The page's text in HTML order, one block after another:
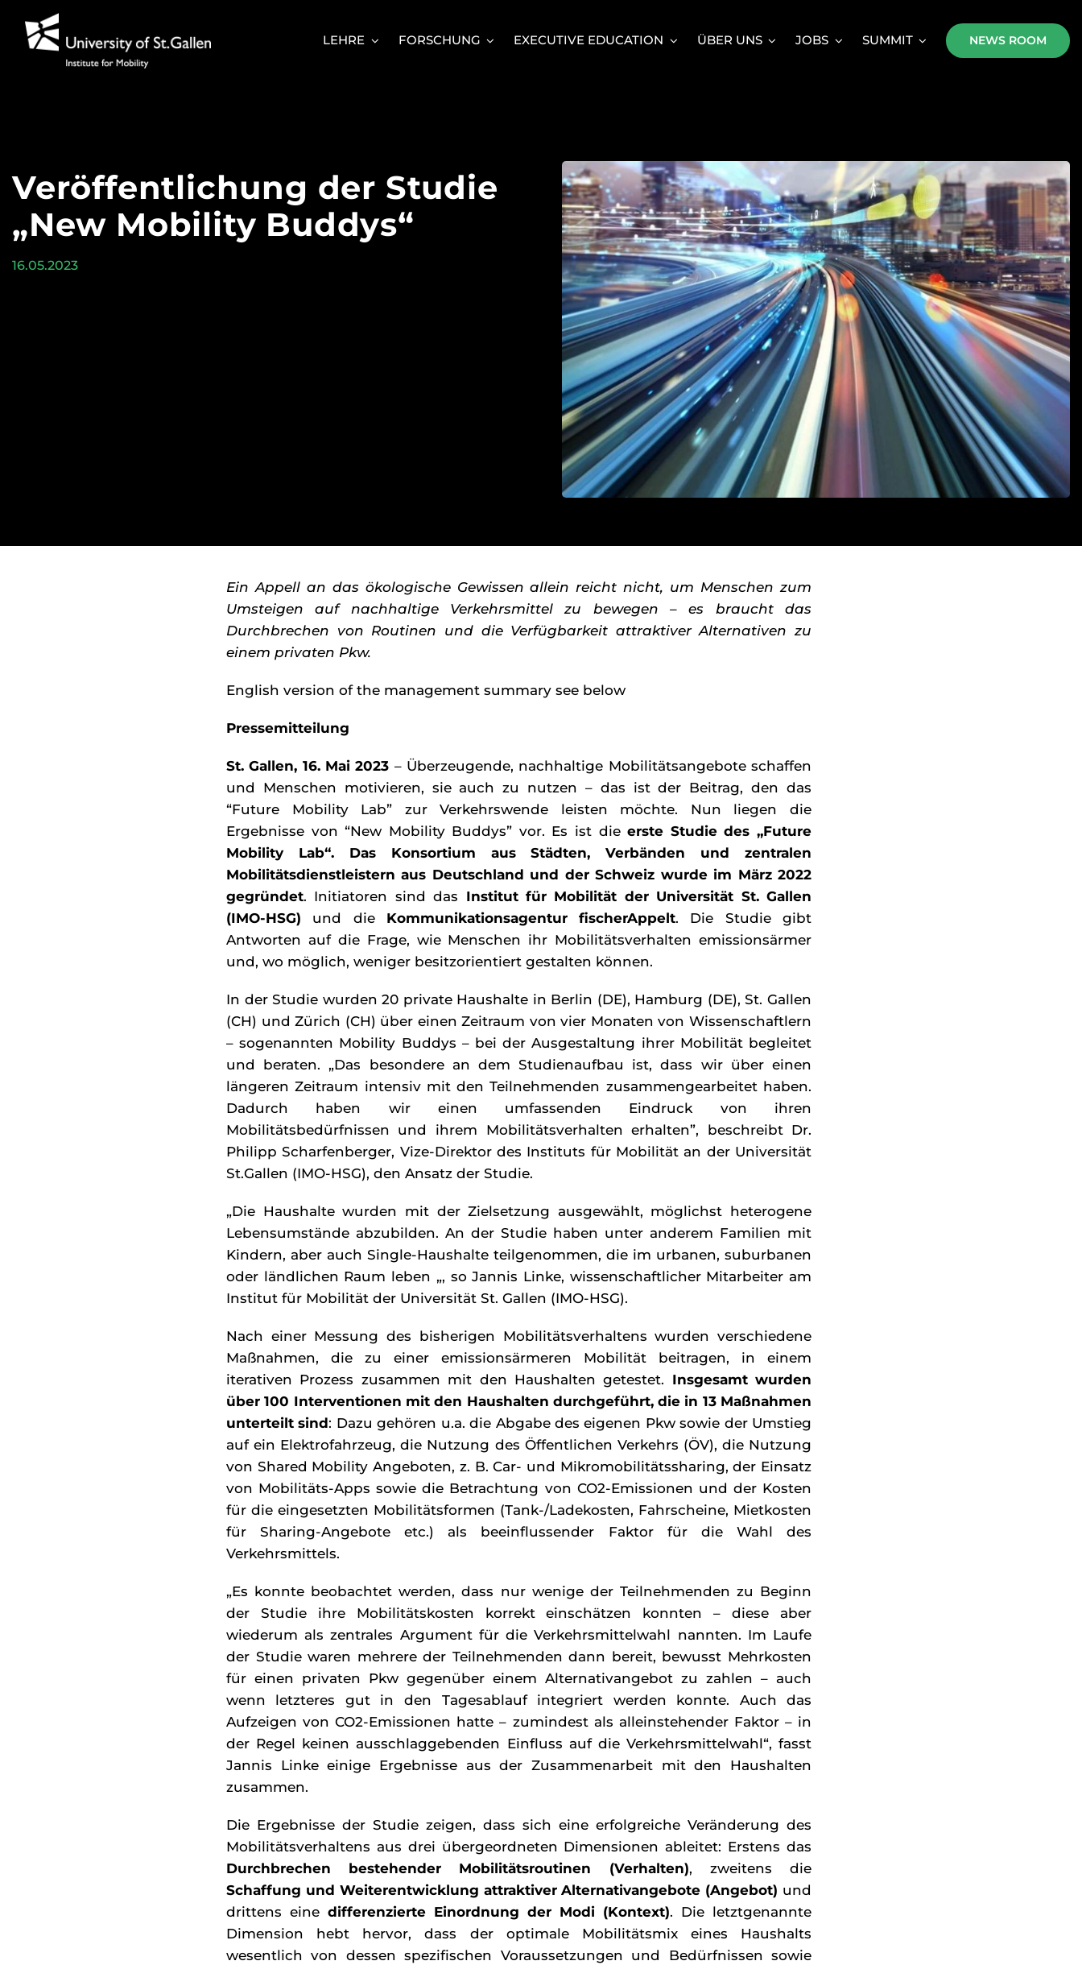
Inhalt
springen
LEHRE FORSCHUNG EXECUTIVE EDUCATION ÜBER UNS JOBS SUMMIT NEWS ROOM
Veröffentlichung der Studie
„New Mobility Buddys“
16.05.2023
Ein Appell an das ökologische Gewissen allein reicht nicht, um Menschen zum
Umsteigen auf nachhaltige Verkehrsmittel zu bewegen – es braucht das
Durchbrechen von Routinen und die Verfügbarkeit attraktiver Alternativen zu
einem privaten Pkw.
English version of the management summary see below
Pressemitteilung
St. Gallen, 16. Mai 2023 – Überzeugende, nachhaltige Mobilitätsangebote schaffen
und Menschen motivieren, sie auch zu nutzen – das ist der Beitrag, den das
“Future Mobility Lab” zur Verkehrswende leisten möchte. Nun liegen die
Ergebnisse von “New Mobility Buddys” vor. Es ist dieerste Studie des „Future
Mobility Lab“. Das Konsortium aus Städten, Verbänden und zentralen
Mobilitätsdienstleistern aus Deutschland und der Schweiz wurde im März 2022
gegründet. Initiatoren sind das Institut für Mobilität der Universität St. Gallen
(IMO-HSG) und die Kommunikationsagentur fischerAppelt. Die Studie gibt
Antworten auf die Frage, wie Menschen ihr Mobilitätsverhalten emissionsärmer
und, wo möglich, weniger besitzorientiert gestalten können.
In der Studie wurden 20 private Haushalte in Berlin (DE), Hamburg (DE), St. Gallen
(CH) und Zürich (CH) über einen Zeitraum von vier Monaten von Wissenschaftlern
– sogenannten Mobility Buddys – bei der Ausgestaltung ihrer Mobilität begleitet
und beraten. „Das besondere an dem Studienaufbau ist, dass wir über einen
längeren Zeitraum intensiv mit den Teilnehmenden zusammengearbeitet haben.
Dadurch haben wir einen umfassenden Eindruck von ihren
Mobilitätsbedürfnissen und ihrem Mobilitätsverhalten erhalten”, beschreibt Dr.
Philipp Scharfenberger, Vize-Direktor des Instituts für Mobilität an der Universität
St.Gallen (IMO-HSG), den Ansatz der Studie.
„Die Haushalte wurden mit der Zielsetzung ausgewählt, möglichst heterogene
Lebensumstände abzubilden. An der Studie haben unter anderem Familien mit
Kindern, aber auch Single-Haushalte teilgenommen, die im urbanen, suburbanen
oder ländlichen Raum leben „, so Jannis Linke, wissenschaftlicher Mitarbeiter am
Institut für Mobilität der Universität St. Gallen (IMO-HSG).
Nach einer Messung des bisherigen Mobilitätsverhaltens wurden verschiedene
Maßnahmen, die zu einer emissionsärmeren Mobilität beitragen, in einem
iterativen Prozess zusammen mit den Haushalten getestet. Insgesamt wurden
über 100 Interventionen mit den Haushalten durchgeführt, die in 13 Maßnahmen
unterteilt sind: Dazu gehören u.a. die Abgabe des eigenen Pkw sowie der Umstieg
auf ein Elektrofahrzeug, die Nutzung des Öffentlichen Verkehrs (ÖV), die Nutzung
von Shared Mobility Angeboten, z. B. Car- und Mikromobilitätssharing, der Einsatz
von Mobilitäts-Apps sowie die Betrachtung von CO2-Emissionen und der Kosten
für die eingesetzten Mobilitätsformen (Tank-/Ladekosten, Fahrscheine, Mietkosten
für Sharing-Angebote etc.) als beeinflussender Faktor für die Wahl des
Verkehrsmittels.
„Es konnte beobachtet werden, dass nur wenige der Teilnehmenden zu Beginn
der Studie ihre Mobilitätskosten korrekt einschätzen konnten – diese aber
wiederum als zentrales Argument für die Verkehrsmittelwahl nannten. Im Laufe
der Studie waren mehrere der Teilnehmenden dann bereit, bewusst Mehrkosten
für einen privaten Pkw gegenüber einem Alternativangebot zu zahlen – auch
wenn letzteres gut in den Tagesablauf integriert werden konnte. Auch das
Aufzeigen von CO2-Emissionen hatte – zumindest als alleinstehender Faktor – in
der Regel keinen ausschlaggebenden Einfluss auf die Verkehrsmittelwahl“, fasst
Jannis Linke einige Ergebnisse aus der Zusammenarbeit mit den Haushalten
zusammen.
Die Ergebnisse der Studie zeigen, dass sich eine erfolgreiche Veränderung des
Mobilitätsverhaltens aus drei übergeordneten Dimensionen ableitet: Erstens das
Durchbrechen bestehender Mobilitätsroutinen (Verhalten), zweitens die
Schaffung und Weiterentwicklung attraktiver Alternativangebote (Angebot) und
drittens eine differenzierte Einordnung der Modi (Kontext). Die letztgenannte
Dimension hebt hervor, dass der optimale Mobilitätsmix eines Haushalts
wesentlich von dessen spezifischen Voraussetzungen und Bedürfnissen sowie